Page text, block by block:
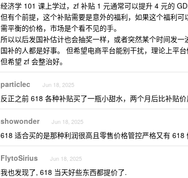
经济学 101 课上学过，zf 补贴 1 元通常可以提升 4 元的
但有个前提，这个补贴需要是意外的福利，如果这个福利
需平衡的价格，市场是个看不见的手。
所以以后发国补估计也会抽奖一样，或者突然某个时间发
国补的人都是好事。 但希望电商平台能别干扰，理论上平
但希望 zf 会整治好。
particlec Jun 18, 2025
反正之前 618 各种补贴买了一瓶小甜水，两个月后比补贴
showonder Jun 18, 2025
618 适合买的是那种利润很高且零售价格管控严格又有
FlytoSirius Jun 18, 2025
我也发现了, 618 当天好些东西都提价了.